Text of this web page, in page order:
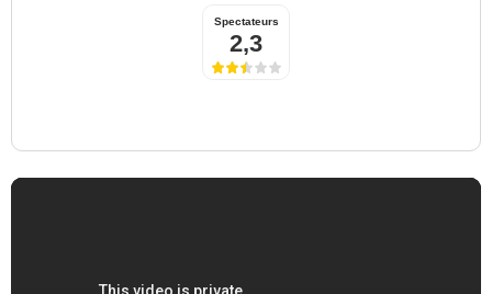
Spectateurs
2,3